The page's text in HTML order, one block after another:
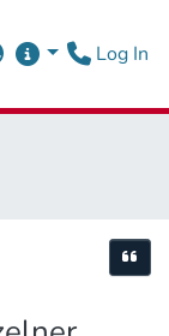
Log In